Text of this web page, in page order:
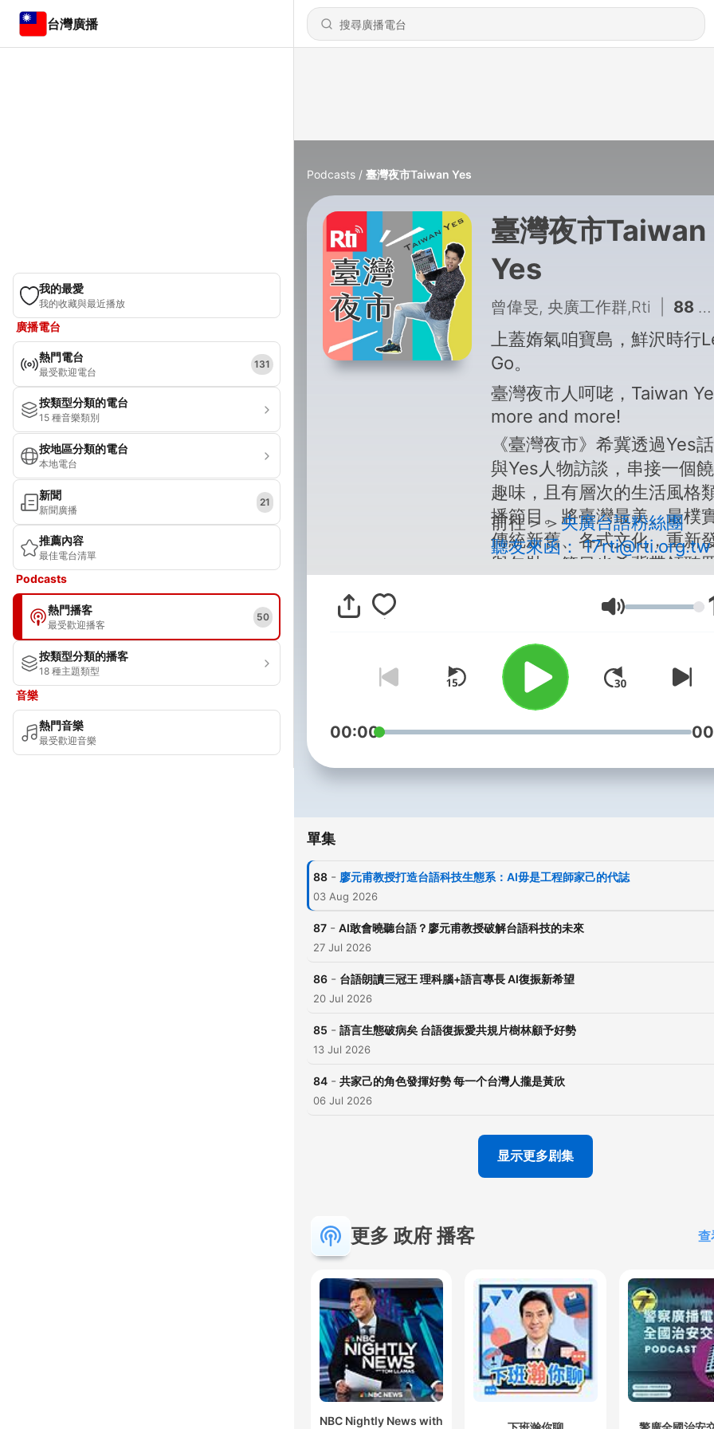
台灣廣播
我的最愛
我的收藏與最近播放
廣播電台
熱門電台
最受歡迎電台
131
按類型分類的電台
15 種音樂類別
按地區分類的電台
本地電台
新聞
新聞廣播
21
推薦內容
最佳電台清單
Podcasts
熱門播客
最受歡迎播客
50
按類型分類的播客
18 種主題類型
音樂
熱門音樂
最受歡迎音樂
Podcasts 臺灣夜市Taiwan Yes
臺灣夜市Taiwan
Yes
曾偉旻, 央廣工作群,Rti 88 - 廖元甫教授打造台語科技生態系：AI毋是工程師家己的代誌
上蓋媠氣咱寶島，鮮沢時行
Go。
臺灣夜市人呵咾，Taiwan
more and more!
《臺灣夜市》希冀透過Yes
與Yes人物訪談，串接一個
趣味，且有層次的生活風格
播節目。將臺灣最美、最樸
傳統新舊、各式文化，重新
與包裝。節目也希冀帶領聽
題外，也介紹臺灣各產業發
在地專業人士，唯有深入臺
方，才能有蓄積的能量，再
際聲量。
前往＞＞ 央廣台語粉絲團
聽友來函： 17rti@rti.org.tw
音量
00:00
單集
88 - 廖元甫教授打造台語科技生態系：AI毋是工程師家己的代誌
03 Aug 2026
87 - AI敢會曉聽台語？廖元甫教授破解台語科技的未來
27 Jul 2026
86 - 台語朗讀三冠王 理科腦+語言專長 AI復振新希望
20 Jul 2026
85 - 語言生態破病矣 台語復振愛共規片樹林顧予好勢
13 Jul 2026
84 - 共家己的角色發揮好勢 每一个台灣人攏是黃欣
06 Jul 2026
显示更多剧集
更多 政府 播客 查
NBC Nightly News with